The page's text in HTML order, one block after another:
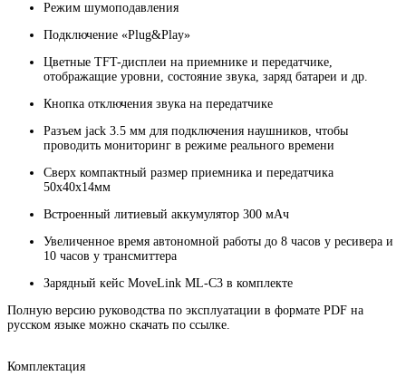
Режим шумоподавления
Подключение «Plug&Play»
Цветные TFT-дисплеи на приемнике и передатчике,
отображащие уровни, состояние звука, заряд батареи и др.
Кнопка отключения звука на передатчике
Разъем jack 3.5 мм для подключения наушников, чтобы
проводить мониторинг в режиме реального времени
Сверх компактный размер приемника и передатчика
50х40х14мм
Встроенный литиевый аккумулятор 300 мАч
Увеличенное время автономной работы до 8 часов у ресивера и
10 часов у трансмиттера
Зарядный кейс MoveLink ML-C3 в комплекте
Полную версию руководства по эксплуатации в формате PDF на
русском языке можно скачать по ссылке.
Комплектация